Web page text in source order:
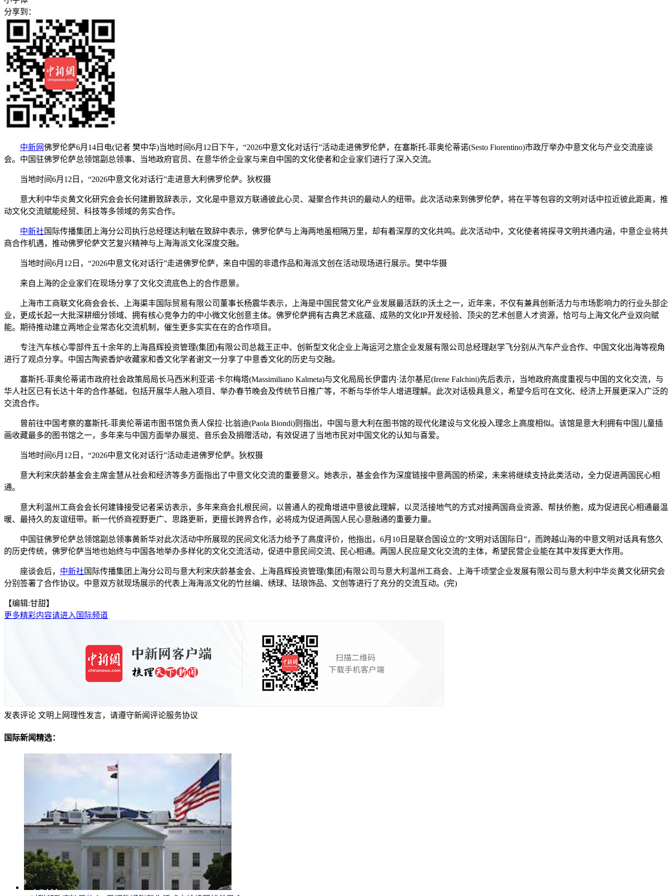
分享到：
中新网佛罗伦萨6月14日电(记者 樊中华)当地时间6月12日下午，“2026中意文化对话行”活动走进佛罗伦萨，在塞斯托-菲奥伦蒂诺(Sesto Fiorentino)市政厅举办中意文化与产业交流座谈
会。中国驻佛罗伦萨总领馆副总领事、当地政府官员、在意华侨企业家与来自中国的文化使者和企业家们进行了深入交流。
当地时间6月12日，“2026中意文化对话行”走进意大利佛罗伦萨。狄权摄
意大利中华炎黄文化研究会会长何建爵致辞表示，文化是中意双方联通彼此心灵、凝聚合作共识的最动人的纽带。此次活动来到佛罗伦萨，将在平等包容的文明对话中拉近彼此距离，推
动文化交流赋能经贸、科技等多领域的务实合作。
中新社 国际传播集团上海分公司执行总经理达利敏在致辞中表示，佛罗伦萨与上海两地虽相隔万里，却有着深厚的文化共鸣。此次活动中，文化使者将探寻文明共通内涵，中意企业将共
商合作机遇，推动佛罗伦萨文艺复兴精神与上海海派文化深度交融。
当地时间6月12日，“2026中意文化对话行”走进佛罗伦萨，来自中国的非遗作品和海派文创在活动现场进行展示。樊中华摄
来自上海的企业家们在现场分享了文化交流底色上的合作愿景。
上海市工商联文化商会会长、上海渠丰国际贸易有限公司董事长杨震华表示，上海是中国民营文化产业发展最活跃的沃土之一，近年来，不仅有兼具创新活力与市场影响力的行业头部企
业，更成长起一大批深耕细分领域、拥有核心竞争力的中小微文化创意主体。佛罗伦萨拥有古典艺术底蕴、成熟的文化IP开发经验、顶尖的艺术创意人才资源，恰可与上海文化产业双向赋
能。期待推动建立两地企业常态化交流机制，催生更多实实在在的合作项目。
专注汽车核心零部件五十余年的上海昌辉投资管理(集团)有限公司总裁王正中、创新型文化企业上海运河之旅企业发展有限公司总经理赵学飞分别从汽车产业合作、中国文化出海等视角
进行了观点分享。中国古陶瓷香炉收藏家和香文化学者谢文一分享了中意香文化的历史与交融。
塞斯托-菲奥伦蒂诺市政府社会政策局局长马西米利亚诺·卡尔梅塔(Massimiliano Kalmeta)与文化局局长伊雷内·法尔基尼(Irene Falchini)先后表示，当地政府高度重视与中国的文化交流，与
华人社区已有长达十年的合作基础，包括开展华人融入项目、举办春节晚会及传统节日推广等，不断与华侨华人增进理解。此次对话极具意义，希望今后可在文化、经济上开展更深入广泛的
交流合作。
曾前往中国考察的塞斯托-菲奥伦蒂诺市图书馆负责人保拉·比翁迪(Paola Biondi)则指出，中国与意大利在图书馆的现代化建设与文化投入理念上高度相似。该馆是意大利拥有中国儿童插
画收藏最多的图书馆之一，多年来与中国方面举办展览、音乐会及捐赠活动，有效促进了当地市民对中国文化的认知与喜爱。
当地时间6月12日，“2026中意文化对话行”活动走进佛罗伦萨。狄权摄
意大利宋庆龄基金会主席金慧从社会和经济等多方面指出了中意文化交流的重要意义。她表示，基金会作为深度链接中意两国的桥梁，未来将继续支持此类活动，全力促进两国民心相
通。
意大利温州工商会会长何建锋接受记者采访表示，多年来商会扎根民间，以普通人的视角增进中意彼此理解，以灵活接地气的方式对接两国商业资源、帮扶侨胞，成为促进民心相通最温
暖、最持久的友谊纽带。新一代侨商视野更广、思路更新，更擅长跨界合作，必将成为促进两国人民心意融通的重要力量。
中国驻佛罗伦萨总领馆副总领事黄新华对此次活动中所展现的民间文化活力给予了高度评价，他指出，6月10日是联合国设立的“文明对话国际日”，而跨越山海的中意文明对话具有悠久
的历史传统，佛罗伦萨当地也始终与中国各地举办多样化的文化交流活动，促进中意民间交流、民心相通。两国人民应是文化交流的主体，希望民营企业能在其中发挥更大作用。
座谈会后， 中新社 国际传播集团上海分公司与意大利宋庆龄基金会、上海昌辉投资管理(集团)有限公司与意大利温州工商会、上海千顷堂企业发展有限公司与意大利中华炎黄文化研究会
分别签署了合作协议。中意双方就现场展示的代表上海海派文化的竹丝编、绣球、珐琅饰品、文创等进行了充分的交流互动。(完)
【编辑:甘甜】
更多精彩内容请进入国际频道
发表评论 文明上网理性发言，请遵守新闻评论服务协议
国际新闻精选：